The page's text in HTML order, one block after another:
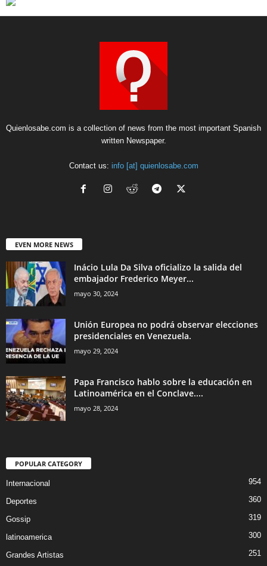
Quienlosabe.com is a collection of news from the most important Spanish
written Newspaper.
Contact us: info [at] quienlosabe.com
EVEN MORE NEWS
Inácio Lula Da Silva oficializo la salida del
embajador Frederico Meyer...
mayo 30, 2024
Unión Europea no podrá observar elecciones
presidenciales en Venezuela.
mayo 29, 2024
Papa Francisco hablo sobre la educación en
Latinoamérica en el Conclave....
mayo 28, 2024
POPULAR CATEGORY
Internacional 954
Deportes 360
Gossip 319
latinoamerica 300
Grandes Artistas 251